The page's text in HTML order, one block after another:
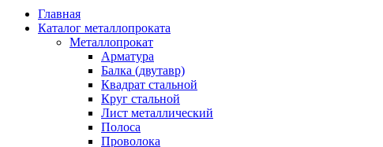
Главная
Каталог металлопроката
Металлопрокат
Арматура
Балка (двутавр)
Квадрат стальной
Круг стальной
Лист металлический
Полоса
Проволока